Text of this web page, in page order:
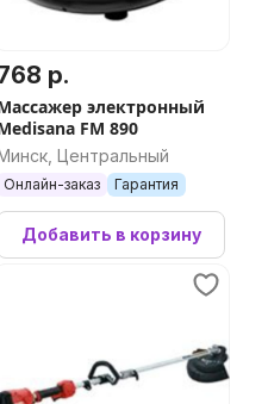
р.
электронный
FM 890
Центральный
Онлайн-заказ Гарантия
Добавить в корзину